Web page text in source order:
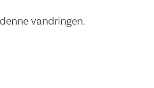
vandringen.